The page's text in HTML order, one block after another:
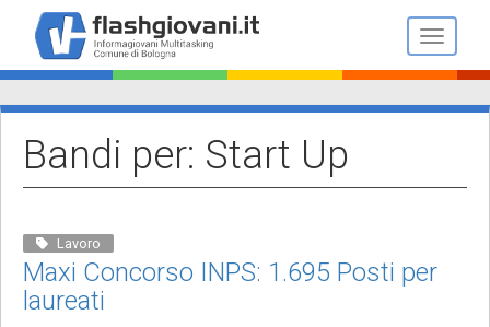
contenuto
principale
Toggle
Bandi per: Start Up
Lavoro
Maxi Concorso INPS: 1.695 Posti per
laureati